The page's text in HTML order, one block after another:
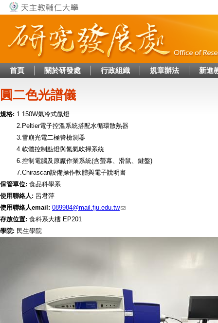
首頁 關於研發處 行政組織 規章辦法 新進
圓二色光譜儀
規格: 1.150W氣冷式氙燈
2.Peltier電子控溫系統搭配水循環散熱器
3.雪崩光電二極管檢測器
4.軟體控制點燈與氮氣吹掃系統
6.控制電腦及原廠作業系統(含螢幕、滑鼠、鍵盤)
7.Chirascan設備操作軟體與電子說明書
保管單位: 食品科學系
使用聯絡人: 呂君萍
使用聯絡人email: 089984@mail.fju.edu.tw
存放位置: 食科系大樓 EP201
學院: 民生學院